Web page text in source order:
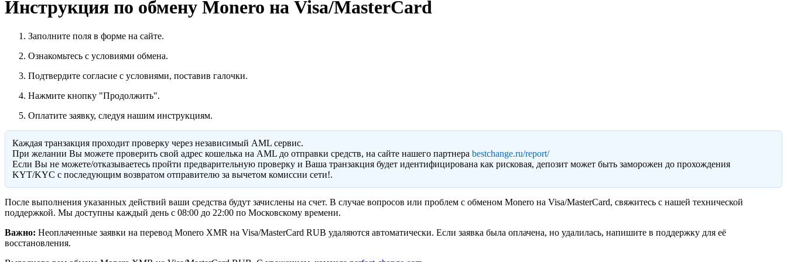
Инструкция по обмену Monero на Visa/MasterCard
Заполните поля в форме на сайте.
Ознакомьтесь с условиями обмена.
Подтвердите согласие с условиями, поставив галочки.
Нажмите кнопку "Продолжить".
Оплатите заявку, следуя нашим инструкциям.
Каждая транзакция проходит проверку через независимый AML сервис.
При желании Вы можете проверить свой адрес кошелька на AML до отправки средств, на сайте нашего партнера bestchange.ru/report/
Eсли Вы не можете/отказываетесь пройти предварительную проверку и Ваша транзакция будет идентифицирована как рисковая, депозит может быть заморожен до прохождения
KYT/KYC с последующим возвратом отправителю за вычетом комиссии сети!.
После выполнения указанных действий ваши средства будут зачислены на счет. В случае вопросов или проблем с обменом Monero на Visa/MasterCard, свяжитесь с нашей технической
поддержкой. Мы доступны каждый день с 08:00 до 22:00 по Московскому времени.
Важно: Неоплаченные заявки на перевод Monero XMR на Visa/MasterCard RUB удаляются автоматически. Если заявка была оплачена, но удалилась, напишите в поддержку для её
восстановления.